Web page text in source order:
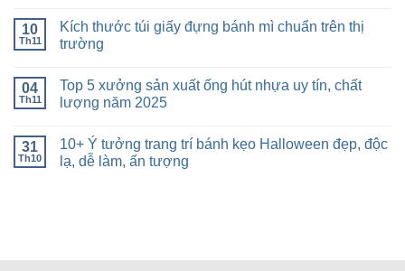
10
Th11
Kích thước túi giấy đựng bánh mì chuẩn trên thị
trường
04
Th11
Top 5 xưởng sản xuất ống hút nhựa uy tín, chất
lượng năm 2025
31
Th10
10+ Ý tưởng trang trí bánh kẹo Halloween đẹp, độc
lạ, dễ làm, ấn tượng